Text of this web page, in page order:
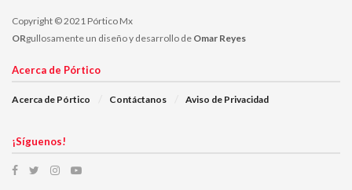
Copyright © 2021 Pórtico Mx
ORgullosamente un diseño y desarrollo de Omar Reyes
Acerca de Pórtico
Acerca de Pórtico Contáctanos Aviso de Privacidad
¡Síguenos!